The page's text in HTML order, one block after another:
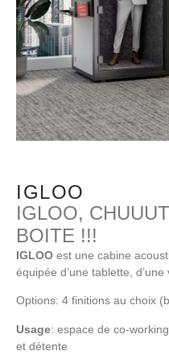
IGLOO
IGLOO,
BOITE !!!
IGLOO est une cabine
équipée d’une tablette,
Options: 4 finitions au choix
Usage: espace de co-
et détente